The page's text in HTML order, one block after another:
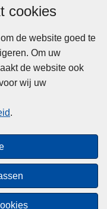
cookies
de website goed te
Om uw
de website ook
wij uw
.